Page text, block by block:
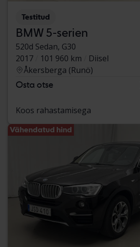
Testitud
BMW 5-serien
520d Sedan, G30
2017
101 960 km
Diisel
Åkersberga (Runö)
Osta otse
Koos rahastamisega
Vähendatud hind